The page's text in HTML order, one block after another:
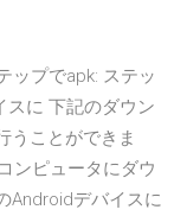
ップでapk: ステッ
スに 下記のダウン
うことができま
ンピュータにダウ
Androidデバイスに